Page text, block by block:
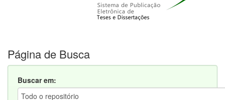
Página de Busca
Buscar em: